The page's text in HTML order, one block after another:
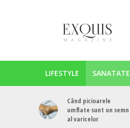
LIFESTYLE SANATATE
Când picioarele
umflate sunt un semn
al varicelor